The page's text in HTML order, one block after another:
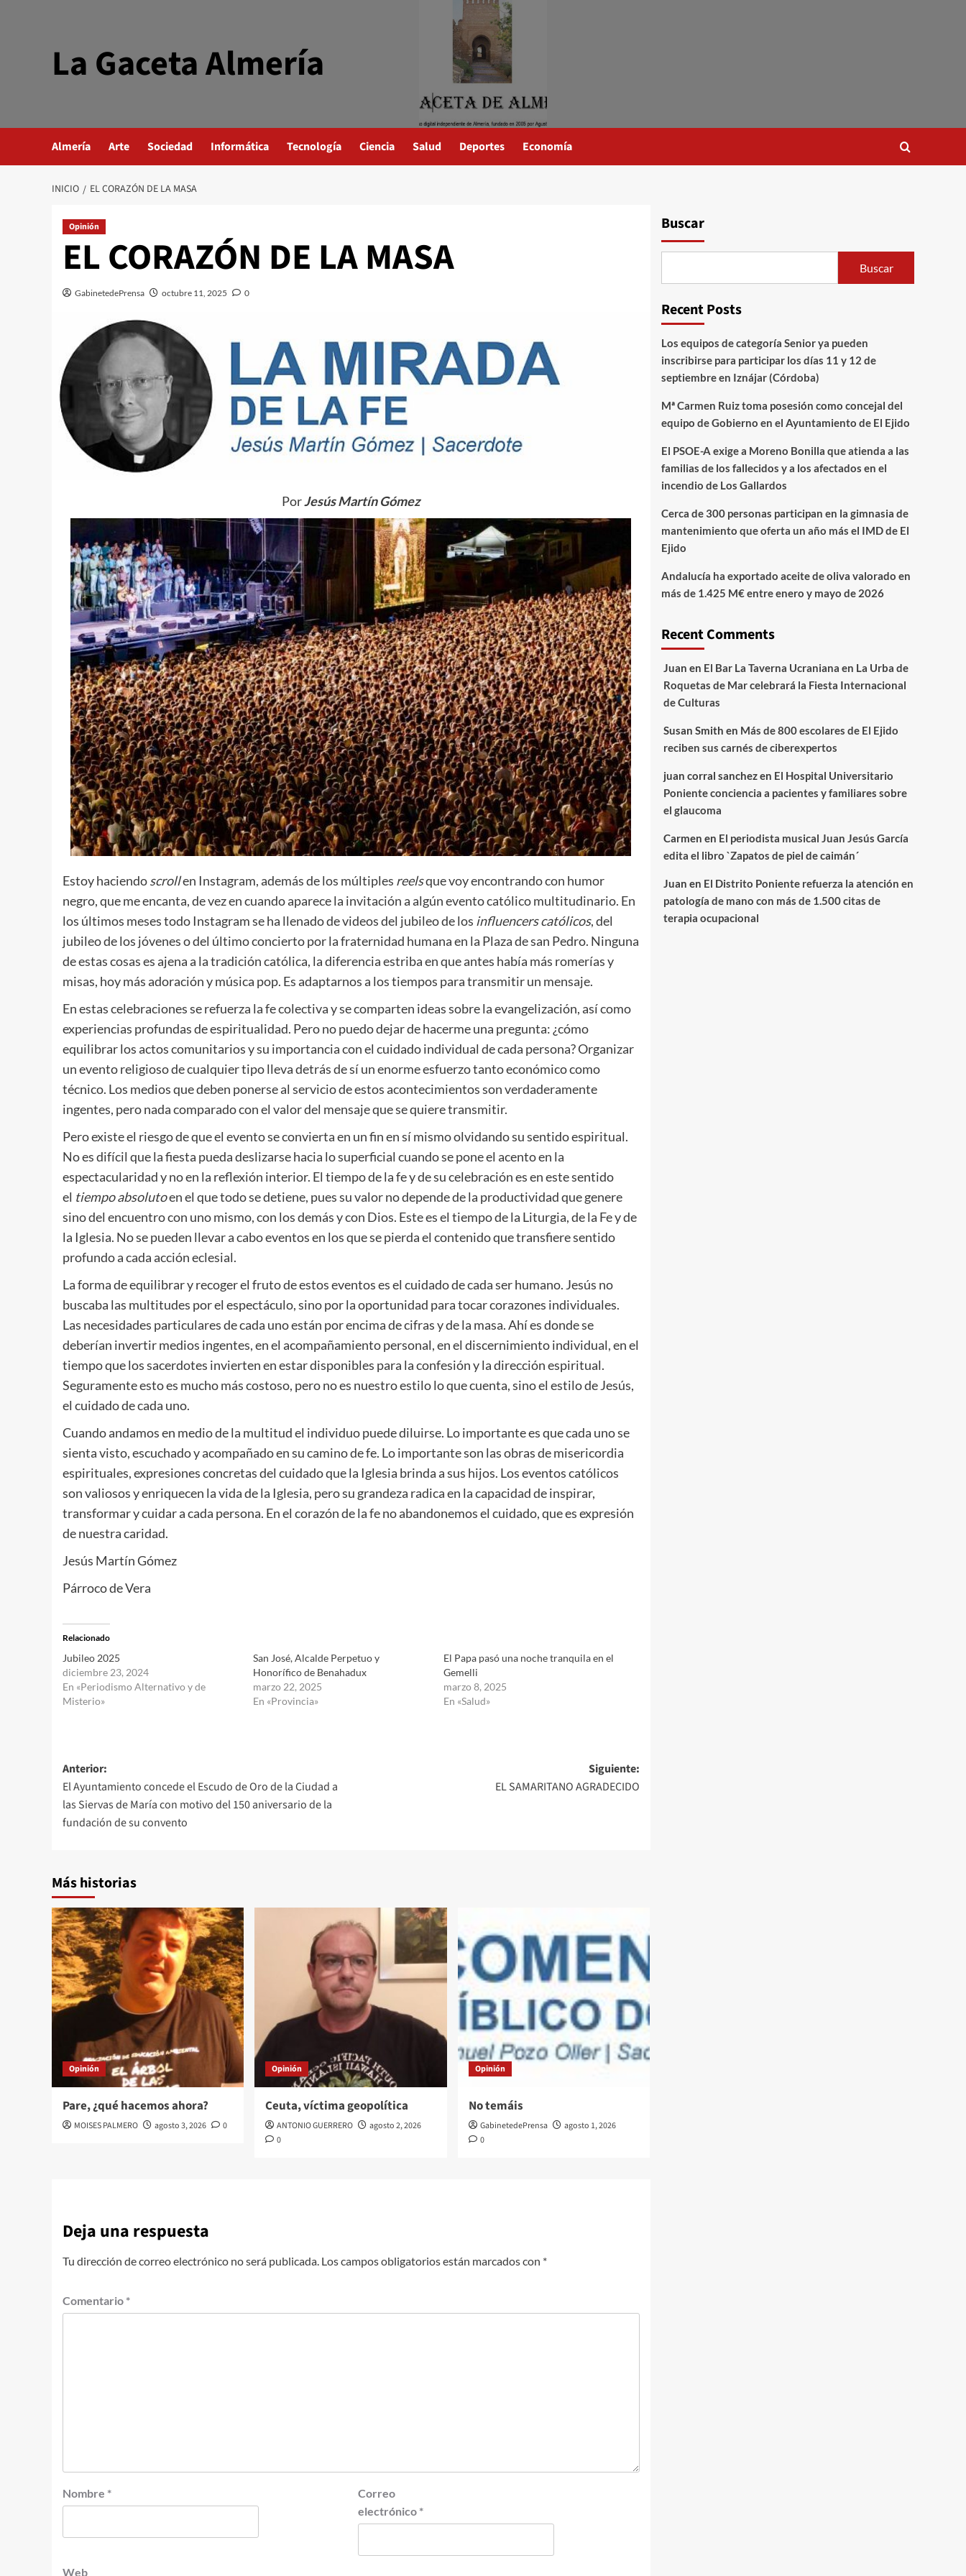
La Gaceta Almería
Almería Arte Sociedad Informática Tecnología Ciencia Salud Deportes Economía
INICIO EL CORAZÓN DE LA MASA
Opinión
EL CORAZÓN DE LA MASA
GabinetedePrensa octubre 11, 2025 0
PorJesús Martín Gómez
Estoy haciendoscrollen Instagram, además de los múltiples reelsque voy encontrando con humor
negro, que me encanta, de vez en cuando aparece la invitación a algún evento católico multitudinario. En
los últimos meses todo Instagram se ha llenado de videos del jubileo de los influencers católicos, del
jubileo de los jóvenes o del último concierto por la fraternidad humana en la Plaza de san Pedro. Ninguna
de estas cosas es ajena a la tradición católica, la diferencia estriba en que antes había más romerías y
misas, hoy más adoración y música pop. Es adaptarnos a los tiempos para transmitir un mensaje.
En estas celebraciones se refuerza la fe colectiva y se comparten ideas sobre la evangelización, así como
experiencias profundas de espiritualidad. Pero no puedo dejar de hacerme una pregunta: ¿cómo
equilibrar los actos comunitarios y su importancia con el cuidado individual de cada persona? Organizar
un evento religioso de cualquier tipo lleva detrás de sí un enorme esfuerzo tanto económico como
técnico. Los medios que deben ponerse al servicio de estos acontecimientos son verdaderamente
ingentes, pero nada comparado con el valor del mensaje que se quiere transmitir.
Pero existe el riesgo de que el evento se convierta en un fin en sí mismo olvidando su sentido espiritual.
No es difícil que la fiesta pueda deslizarse hacia lo superficial cuando se pone el acento en la
espectacularidad y no en la reflexión interior. El tiempo de la fe y de su celebración es en este sentido
el tiempo absolutoen el que todo se detiene, pues su valor no depende de la productividad que genere
sino del encuentro con uno mismo, con los demás y con Dios. Este es el tiempo de la Liturgia, de la Fe y de
la Iglesia. No se pueden llevar a cabo eventos en los que se pierda el contenido que transfiere sentido
profundo a cada acción eclesial.
La forma de equilibrar y recoger el fruto de estos eventos es el cuidado de cada ser humano. Jesús no
buscaba las multitudes por el espectáculo, sino por la oportunidad para tocar corazones individuales.
Las necesidades particulares de cada uno están por encima de cifras y de la masa. Ahí es donde se
deberían invertir medios ingentes, en el acompañamiento personal, en el discernimiento individual, en el
tiempo que los sacerdotes invierten en estar disponibles para la confesión y la dirección espiritual.
Seguramente esto es mucho más costoso, pero no es nuestro estilo lo que cuenta, sino el estilo de Jesús,
el cuidado de cada uno.
Cuando andamos en medio de la multitud el individuo puede diluirse. Lo importante es que cada uno se
sienta visto, escuchado y acompañado en su camino de fe. Lo importante son las obras de misericordia
espirituales, expresiones concretas del cuidado que la Iglesia brinda a sus hijos. Los eventos católicos
son valiosos y enriquecen la vida de la Iglesia, pero su grandeza radica en la capacidad de inspirar,
transformar y cuidar a cada persona. En el corazón de la fe no abandonemos el cuidado, que es expresión
de nuestra caridad.
Jesús Martín Gómez
Párroco de Vera
Relacionado
Jubileo 2025
diciembre 23, 2024
En «Periodismo Alternativo y de
Misterio»
San José, Alcalde Perpetuo y
Honorífico de Benahadux
marzo 22, 2025
En «Provincia»
El Papa pasó una noche tranquila en el
Gemelli
marzo 8, 2025
En «Salud»
Navegación
de
entradas
Anterior:
El Ayuntamiento concede el Escudo de Oro de la Ciudad a
las Siervas de María con motivo del 150 aniversario de la
fundación de su convento
Siguiente:
EL SAMARITANO AGRADECIDO
Más historias
Opinión
Pare, ¿qué hacemos ahora?
MOISES PALMERO agosto 3, 2026 0
Opinión
Ceuta, víctima geopolítica
ANTONIO GUERRERO
agosto 2, 2026
0
Opinión
No temáis
GabinetedePrensa
agosto 1, 2026
0
Deja una respuesta
Tu dirección de correo electrónico no será publicada. Los campos obligatorios están marcados con *
Comentario *
Nombre *
Correo
electrónico *
Web
Buscar
Buscar
Recent Posts
Los equipos de categoría Senior ya pueden
inscribirse para participar los días 11 y 12 de
septiembre en Iznájar (Córdoba)
Mª Carmen Ruiz toma posesión como concejal del
equipo de Gobierno en el Ayuntamiento de El Ejido
El PSOE-A exige a Moreno Bonilla que atienda a las
familias de los fallecidos y a los afectados en el
incendio de Los Gallardos
Cerca de 300 personas participan en la gimnasia de
mantenimiento que oferta un año más el IMD de El
Ejido
Andalucía ha exportado aceite de oliva valorado en
más de 1.425 M€ entre enero y mayo de 2026
Recent Comments
Juan en El Bar La Taverna Ucraniana en La Urba de
Roquetas de Mar celebrará la Fiesta Internacional
de Culturas
Susan Smith en Más de 800 escolares de El Ejido
reciben sus carnés de ciberexpertos
juan corral sanchezen El Hospital Universitario
Poniente conciencia a pacientes y familiares sobre
el glaucoma
Carmen en El periodista musical Juan Jesús García
edita el libro `Zapatos de piel de caimán´
Juan en El Distrito Poniente refuerza la atención en
patología de mano con más de 1.500 citas de
terapia ocupacional